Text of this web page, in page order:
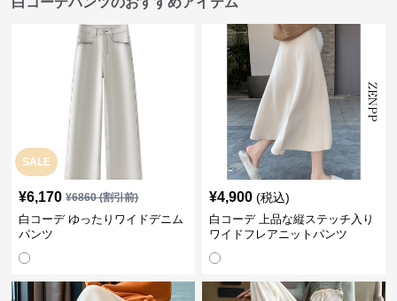
SALE
¥6,170 ¥6860(割引前)
白コーデ ゆったりワイドデニム
パンツ
¥4,900 (税込)
白コーデ 上品な縦ステッチ入り
ワイドフレアニットパンツ